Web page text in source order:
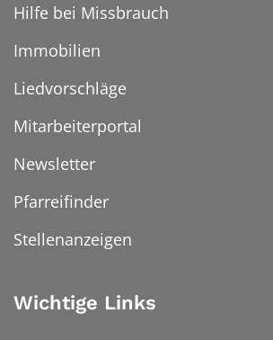
Hilfe bei Missbrauch
Immobilien
Liedvorschläge
Mitarbeiterportal
Newsletter
Pfarreifinder
Stellenanzeigen
Wichtige Links